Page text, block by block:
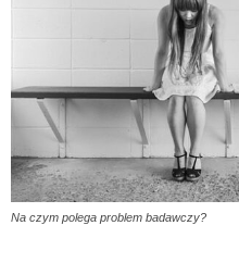
Na czym polega problem badawczy?